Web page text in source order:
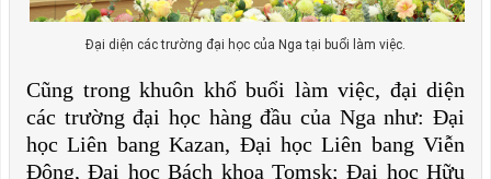
Đại diện các trường đại học của Nga tại buổi làm việc.
Cũng trong khuôn khổ buổi làm việc, đại diện
các trường đại học hàng đầu của Nga như: Đại
học Liên bang Kazan, Đại học Liên bang Viễn
Đông, Đại học Bách khoa Tomsk; Đại học Hữu